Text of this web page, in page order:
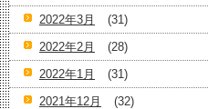
2022年3月
(31)
2022年2月
(28)
2022年1月
(31)
2021年12月
(32)